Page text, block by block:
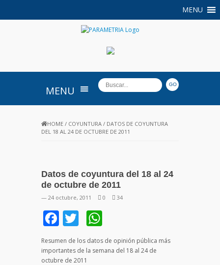
MENU
PARAMETRIA
MENU
HOME / COYUNTURA / DATOS DE COYUNTURA
DEL 18 AL 24 DE OCTUBRE DE 2011
Datos de coyuntura del 18 al 24
de octubre de 2011
— 24 octubre, 2011 0 34
Facebook
Twitter
Resumen de los datos de opinión pública más
importantes de la semana del 18 al 24 de
octubre de 2011